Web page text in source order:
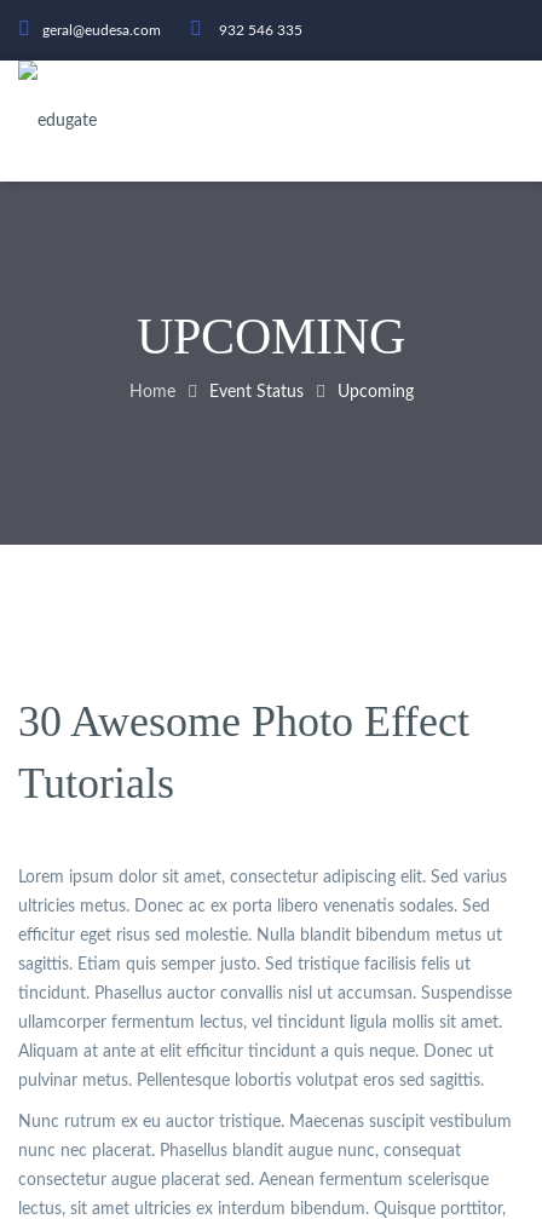
geral@eudesa.com 932 546 335
UPCOMING
Home Event Status Upcoming
30 Awesome Photo Effect
Tutorials
Lorem ipsum dolor sit amet, consectetur adipiscing elit. Sed varius
ultricies metus. Donec ac ex porta libero venenatis sodales. Sed
efficitur eget risus sed molestie. Nulla blandit bibendum metus ut
sagittis. Etiam quis semper justo. Sed tristique facilisis felis ut
tincidunt. Phasellus auctor convallis nisl ut accumsan. Suspendisse
ullamcorper fermentum lectus, vel tincidunt ligula mollis sit amet.
Aliquam at ante at elit efficitur tincidunt a quis neque. Donec ut
pulvinar metus. Pellentesque lobortis volutpat eros sed sagittis.
Nunc rutrum ex eu auctor tristique. Maecenas suscipit vestibulum
nunc nec placerat. Phasellus blandit augue nunc, consequat
consectetur augue placerat sed. Aenean fermentum scelerisque
lectus, sit amet ultricies ex interdum bibendum. Quisque porttitor,